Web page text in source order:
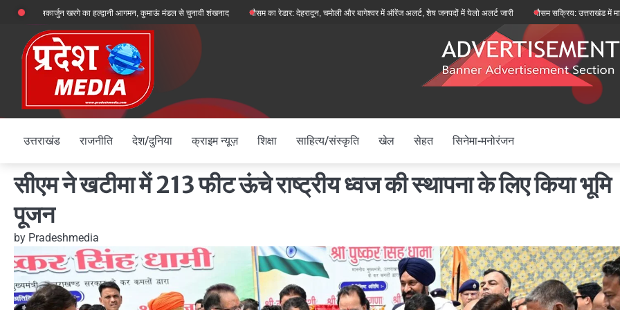
Skip
content
खरगे का हल्द्वानी आगमन, कुमाऊं मंडल से चुनावी शंखनाद मौसम का रेडार: देहरादून, चमोली और बागेश्वर में ऑरेंज अलर्ट, शेष जनपदों में येलो अलर्ट जारी मौसम सक्रिय: उत्तराखंड में मानसून फिर
उत्तराखंड राजनीति देश/दुनिया क्राइम न्यूज़ शिक्षा साहित्य/संस्कृति खेल सेहत सिनेमा-मनोरंजन
सीएम ने खटीमा में 213 फीट ऊंचे राष्ट्रीय ध्वज की स्थापना के लिए किया भूमि
पूजन
by Pradeshmedia